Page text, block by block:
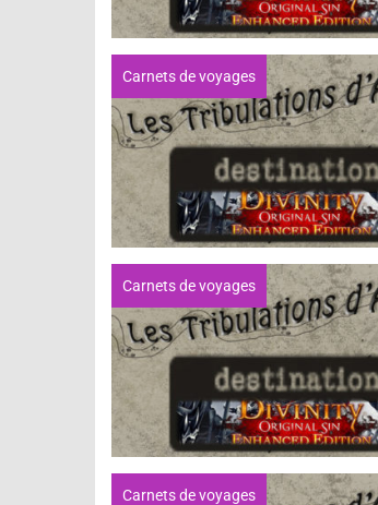
Carnets de voyages
Carnets de voyages
Carnets de voyages